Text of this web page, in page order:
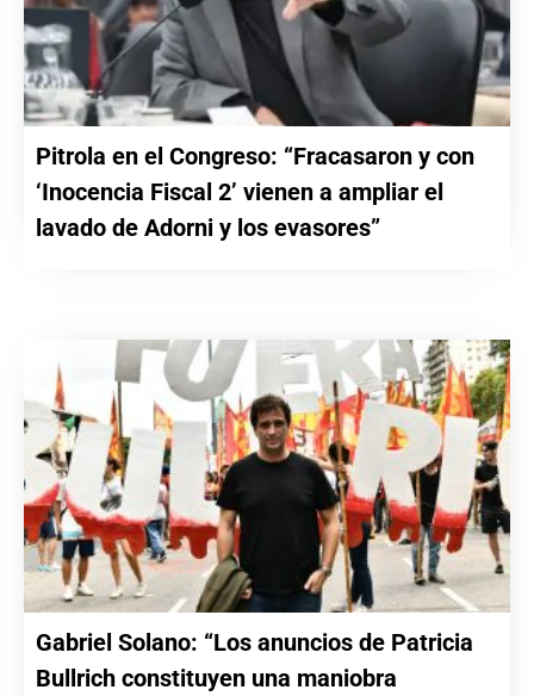
Pitrola en el Congreso: “Fracasaron y con
‘Inocencia Fiscal 2’ vienen a ampliar el
lavado de Adorni y los evasores”
Gabriel Solano: “Los anuncios de Patricia
Bullrich constituyen una maniobra